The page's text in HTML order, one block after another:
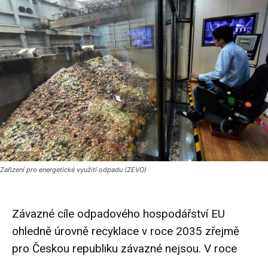
Zařizení pro energetické využití odpadu (ZEVO)
Závazné cíle odpadového hospodářství EU
ohledně úrovně recyklace v roce 2035 zřejmě
pro Českou republiku závazné nejsou. V roce